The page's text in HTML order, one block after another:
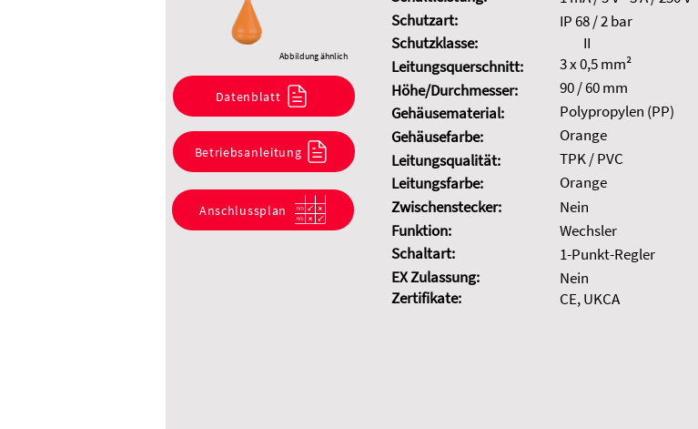
Abbildung ähnlich
Datenblatt
Betriebsanleitung
Anschlussplan
Schutzart:
Schutzklasse:
Leitungsquerschnitt:
Höhe/Durchmesser:
Gehäusematerial:
Gehäusefarbe:
Leitungsqualität:
Leitungsfarbe:
Zwischenstecker:
Funktion:
Schaltart:
EX Zulassung:
Zertifikate:
IP 68 / 2 bar
II
3 x 0,5 mm²
90 / 60 mm
Polypropylen (PP)
Orange
TPK / PVC
Orange
Nein
Wechsler
1-Punkt-Regler
Nein
CE, UKCA